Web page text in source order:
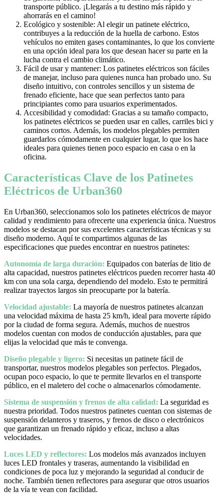
transporte público. ¡Llegarás a tu destino más rápido y
ahorrarás en el camino!
Ecológico y sostenible: Al elegir un patinete eléctrico,
contribuyes a la reducción de la huella de carbono. Estos
vehículos no emiten gases contaminantes, lo que los convierte
en una opción ideal para los que desean hacer su parte en la
lucha contra el cambio climático.
Fácil de usar y mantener: Los patinetes eléctricos son fáciles
de manejar, incluso para quienes nunca han probado uno. Su
diseño intuitivo, con controles sencillos y un sistema de
frenado eficiente, hace que sean perfectos tanto para
principiantes como para usuarios experimentados.
Accesibilidad y comodidad: Gracias a su tamaño compacto,
los patinetes eléctricos se pueden usar en calles, carriles bici y
caminos cortos. Además, los modelos plegables permiten
guardarlos cómodamente en cualquier lugar, lo que los hace
ideales para quienes tienen poco espacio en casa o en la
oficina.
Características Clave de los Patinetes
Eléctricos de Urban360
En Urban360, seleccionamos solo los patinetes eléctricos de mayor
calidad y rendimiento para ofrecerte una experiencia única. Nuestros
modelos se destacan por sus excelentes características técnicas y su
diseño moderno. Aquí te compartimos algunas de las
especificaciones que puedes encontrar en nuestros patinetes:
Autonomía de larga duración: Equipados con baterías de litio de
alta capacidad, nuestros patinetes eléctricos pueden recorrer hasta 40
km con una sola carga, dependiendo del modelo. Esto te permitirá
realizar trayectos largos sin preocuparte por la batería.
Velocidad ajustable: La mayoría de nuestros patinetes alcanzan
una velocidad máxima de hasta 25 km/h, ideal para moverte rápido
por la ciudad de forma segura. Además, muchos de nuestros
modelos cuentan con modos de conducción ajustables, para que
elijas la velocidad que más te convenga.
Diseño plegable y ligero: Si necesitas un patinete fácil de
transportar, nuestros modelos plegables son perfectos. Plegados,
ocupan poco espacio, lo que te permite llevarlos en el transporte
público, en el maletero del coche o almacenarlos cómodamente.
Sistema de suspensión y frenos de alta calidad: La seguridad es
nuestra prioridad. Todos nuestros patinetes cuentan con sistemas de
suspensión delanteros y traseros, y frenos de disco o electrónicos
que garantizan un frenado rápido y eficaz, incluso a altas
velocidades.
Luces LED y reflectores: Los modelos más avanzados incluyen
luces LED frontales y traseras, aumentando la visibilidad en
condiciones de poca luz y mejorando la seguridad al conducir de
noche. También tienen reflectores para asegurar que otros usuarios
de la vía te vean con facilidad.